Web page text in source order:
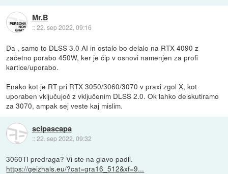
Mr.B
::22. sep 2022, 09:16
Da , samo to DLSS 3.0 AI in ostalo bo delalo na RTX 4090 z
začetno porabo 450W, ker je čip v osnovi namenjen za profi
kartice/uporabo.
Enako kot je RT pri RTX 3050/3060/3070 v praxi zgol X, kot
uporaben vključujoč z vključenim DLSS 2.0. Ok lahko deiskutiramo
za 3070, ampak sej veste kaj mislim.
scipascapa
::22. sep 2022, 09:32
3060TI predraga? Vi ste na glavo padli.
https://geizhals.eu/?cat=gra16_512&xf=9...